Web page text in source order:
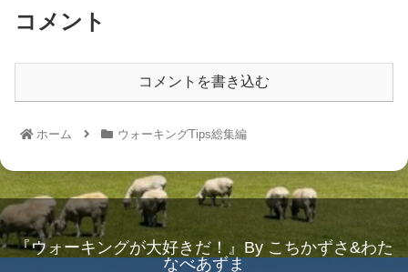
コメント
コメントを書き込む
ホーム ウォーキングTips総集編
『ウォーキングが大好きだ！』By こちかずさ&わた
なべあずま